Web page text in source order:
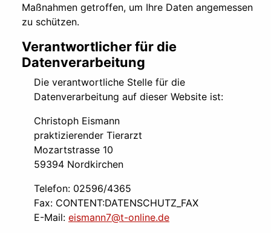
Maßnahmen getroffen, um Ihre Daten angemessen
zu schützen.
Verantwortlicher für die
Datenverarbeitung
Die verantwortliche Stelle für die
Datenverarbeitung auf dieser Website ist:
Christoph Eismann
praktizierender Tierarzt
Mozartstrasse 10
59394 Nordkirchen
Telefon: 02596/4365
Fax: CONTENT:DATENSCHUTZ_FAX
E-Mail: eismann7@t-online.de